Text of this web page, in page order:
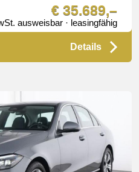
€ 35.689,–
ausweisbar · leasingfähig
Details